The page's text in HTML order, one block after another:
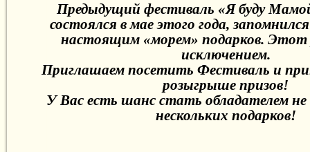
Предыдущий фестиваль «Я буду
состоялся в мае этого года,
настоящим «морем» подарков. Этот
исключением.
Приглашаем посетить Фестиваль и
розыгрыше призов!
У Вас есть шанс стать обладателем не
нескольких подарков!